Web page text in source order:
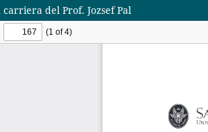
del Prof. Jozsef Pal